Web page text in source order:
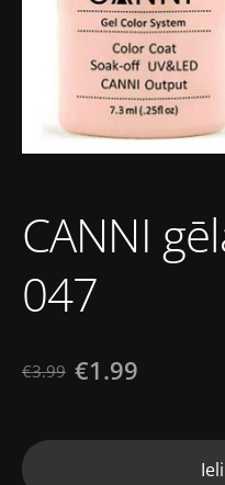
CANNI
047
€3.99 €1.99